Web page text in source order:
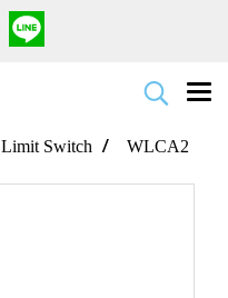
Limit Switch WLCA2